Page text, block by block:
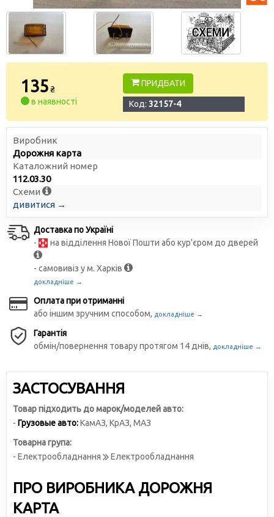
135₴
в наявності
ПРИДБАТИ
Код: 32157-4
Виробник
Дорожня карта
Каталожний номер
112.03.30
Схеми
дивитися →
Доставка по Україні
-
на відділення Нової Пошти або кур'єром до дверей
- самовивіз у м. Харків
докладніше →
Оплата при отриманні
або іншим зручним способом, докладніше →
Гарантія
обмін/повернення товару протягом 14 днів, докладніше →
ЗАСТОСУВАННЯ
Товар підходить до марок/моделей авто:
- Грузовые авто:КамАЗ, КрАЗ, МАЗ
Товарна група:
- Електрообладнання
Електрообладнання
ПРО ВИРОБНИКА ДОРОЖНЯ
КАРТА